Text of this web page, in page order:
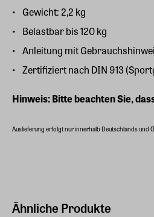
Gewicht: 2,2 kg
Belastbar bis 120 kg
Anleitung mit
Zertifiziert nach DIN 913
Hinweis: Bitte beachten Sie,
Auslieferung erfolgt nur innerhalb Deutschlands und
Ähnliche Produkte